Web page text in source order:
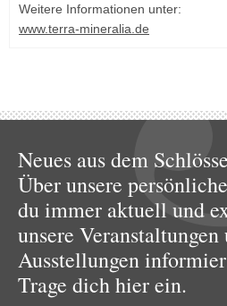
Weitere Informationen unter:
www.terra-mineralia.de
Neues aus dem
Über unsere
du immer aktuell und
unsere Veranstaltungen
Ausstellungen
Trage dich hier ein.